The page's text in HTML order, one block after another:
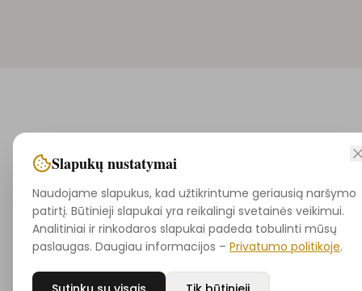
Slapukų nustatymai
Naudojame slapukus, kad užtikrintume geriausią naršymo
patirtį. Būtinieji slapukai yra reikalingi svetainės veikimui.
Analitiniai ir rinkodaros slapukai padeda tobulinti mūsų
paslaugas. Daugiau informacijos – Privatumo politikoje.